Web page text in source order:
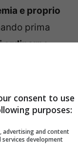
e proprio
prima
ordinarne
di 5 bambini –
consent to use
purposes:
advertising and content
services development